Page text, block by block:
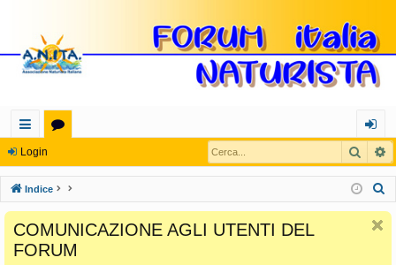
oll
eg
a
m
en
u
m
og
in
Login Cerca
Indice
COMUNICAZIONE AGLI UTENTI DEL
FORUM